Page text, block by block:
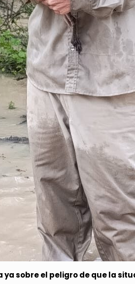
ya sobre el peligro de que la